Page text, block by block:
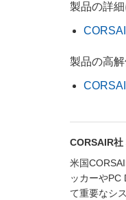
製品の詳
製品の高
CORSAIR社
米国
ッカーやPC
て重要なシ